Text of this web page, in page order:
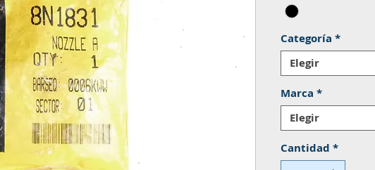
Categoría *
Elegir
Marca *
Elegir
Cantidad *